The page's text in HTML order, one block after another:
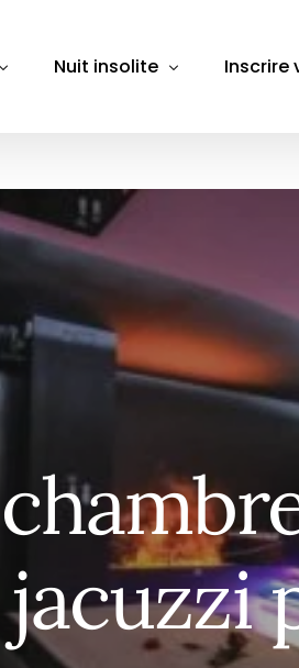
Aube
Aude
Aveyron
Calvados
Charente
Charente-
Cher
Côte-d’Or
Nuit insolite
Par région
Auvergne-Rhône-Alpes
Bourgogne-Franche-
Centre-Val de Loire
Île-de-France
Normandie
Nouvelle-Aquitaine
Occitanie
Pays de la Loire
Inscrire
jacuzzi